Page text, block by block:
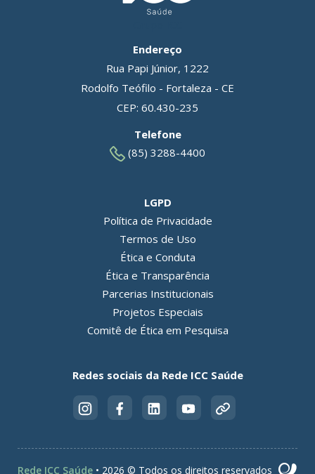
Endereço
Rua Papi Júnior, 1222
Rodolfo Teófilo - Fortaleza - CE
CEP: 60.430-235
Telefone
(85) 3288-4400
LGPD
Política de Privacidade
Termos de Uso
Ética e Conduta
Ética e Transparência
Parcerias Institucionais
Projetos Especiais
Comitê de Ética em Pesquisa
Redes sociais da Rede ICC Saúde
Rede ICC Saúde • 2026 © Todos os direitos reservados